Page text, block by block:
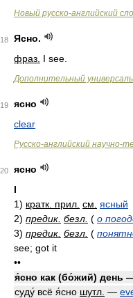
Новый русско-английский
18
Ясно.
фраз. I see.
Дополнительный
19
ясно
clear
Русско-английский научно-
20
ясно
I
1) кратк. прил. см. ясный
2) предик. безл. ( о
3) предик. безл. (
see; got it
••
я́сно как (бо́жий) день
суду́ всё я́сно шутл. —